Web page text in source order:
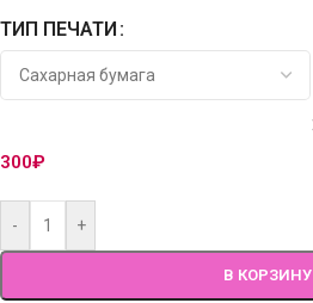
ТИП ПЕЧАТИ
300₽
- +
В КОРЗИНУ